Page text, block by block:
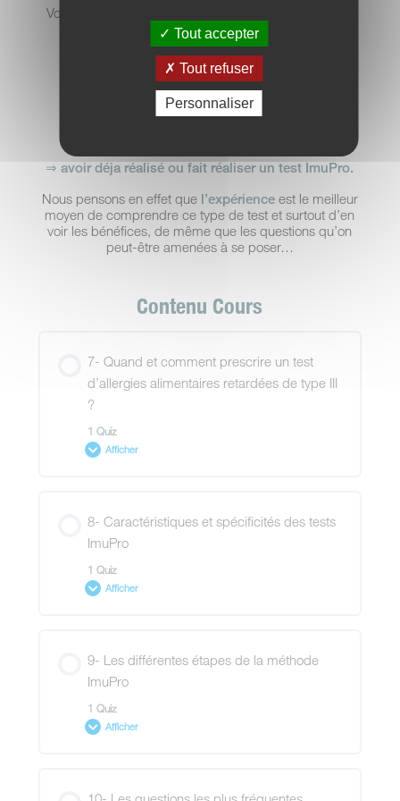
Vous aurez également les réponses aux
plus fréquemment poséespar les patients.
Merci de noter quece deuxième module n’est
accessible que sous deux conditions
⇒ avoir déja réalisé ou fait réaliser un test ImuPro.
Nous pensons en effet que l’expérienceest le meilleur
moyen de comprendre ce type de test et surtout d’en
voir les bénéfices, de même que les questions qu’on
peut-être amenées à se poser…
Contenu Cours
7- Quand et comment prescrire un test
d’allergies alimentaires retardées de type III
?
1 Quiz
Afficher
Quiz vidéo n°7
8- Caractéristiques et spécificités des tests
ImuPro
1 Quiz
Afficher
Quiz vidéo n°8
9- Les différentes étapes de la méthode
ImuPro
1 Quiz
Afficher
Tout accepter
Tout refuser
Personnaliser